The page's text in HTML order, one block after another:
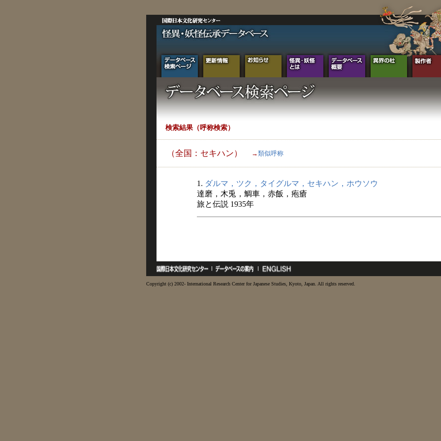
検索結果（呼称検索）
（全国：セキハン） →類似呼称
1. ダルマ，ツク，タイグルマ，セキハン，ホウソウ
達磨，木兎，鯛車，赤飯，疱瘡
旅と伝説 1935年
Copyright (c) 2002- International Research Center for Japanese Studies, Kyoto, Japan. All rights reserved.